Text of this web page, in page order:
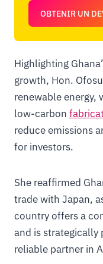
OBTENIR UN
Highlighting
growth, Hon.
renewable energy,
low-carbon
reduce emissions
for investors.
She reaffirmed
trade with Japan,
country offers a
and is
reliable partner in